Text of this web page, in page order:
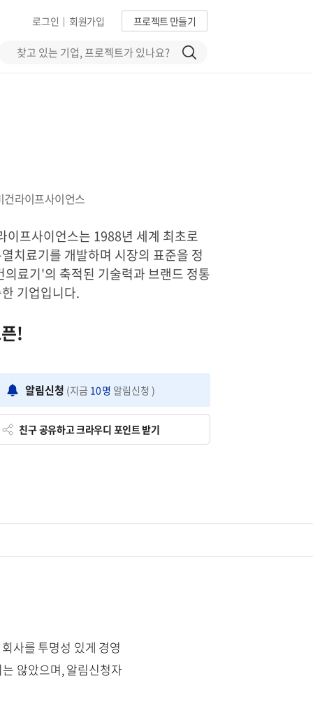
프로젝트 만들기
회원가입
|
로그인
건라이프사이언스
이프사이언스는 1988년 세계 최초로
치료기를 개발하며 시장의 표준을 정
의료기'의 축적된 기술력과 브랜드 정통
기업입니다.
!
알림신청 (지금 10명 알림신청 )
친구 공유하고 크라우디 포인트 받기
사를 투명성 있게 경영
않았으며, 알림신청자